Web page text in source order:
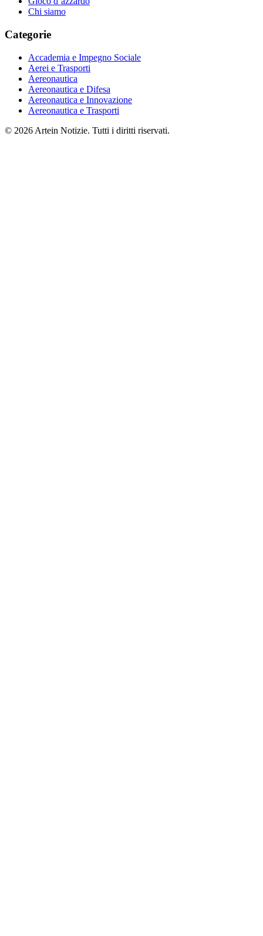
Chi siamo
Categorie
Accademia e Impegno Sociale
Aerei e Trasporti
Aereonautica
Aereonautica e Difesa
Aereonautica e Innovazione
Aereonautica e Trasporti
© 2026 Artein Notizie. Tutti i diritti riservati.